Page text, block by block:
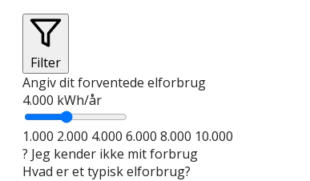
Filter
Angiv dit forventede elforbrug
4.000 kWh/år
1.000 2.000 4.000 6.000 8.000 10.000
? Jeg kender ikke mit forbrug
Hvad er et typisk elforbrug?